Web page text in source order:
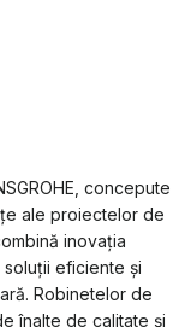
concepute
ale proiectelor de
inovația
eficiente și
Robinetelor de
înalte de calitate și